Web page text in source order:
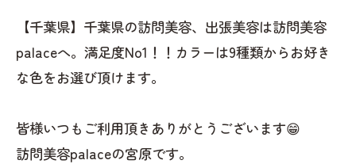
【千葉県】千葉県の訪問美容、出張美容は訪問美容
palaceへ。満足度No1！！カラーは9種類からお好き
な色をお選び頂けます。
皆様いつもご利用頂きありがとうございます😁
訪問美容palaceの宮原です。